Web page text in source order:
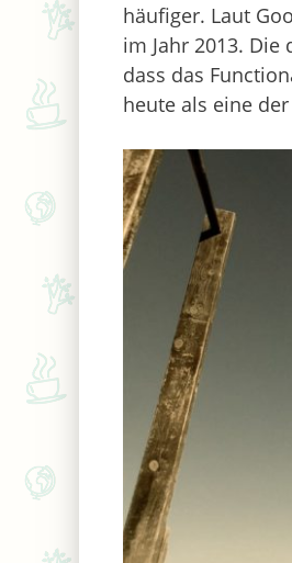
häufiger. Laut
im Jahr 2013.
dass das
heute als eine